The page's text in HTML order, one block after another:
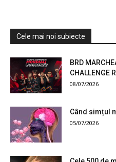
Cele mai noi subiecte
BRD
CHALLENGE
08/07/2026
Când simțul
05/07/2026